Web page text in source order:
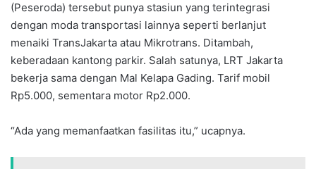
(Peseroda) tersebut punya stasiun yang terintegrasi
dengan moda transportasi lainnya seperti berlanjut
menaiki TransJakarta atau Mikrotrans. Ditambah,
keberadaan kantong parkir. Salah satunya, LRT Jakarta
bekerja sama dengan Mal Kelapa Gading. Tarif mobil
Rp5.000, sementara motor Rp2.000.
“Ada yang memanfaatkan fasilitas itu,” ucapnya.